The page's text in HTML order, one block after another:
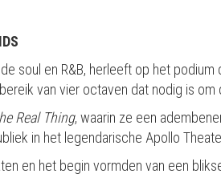
soul en R&B, herleeft op het podium
van vier octaven dat nodig is om
Real Thing, waarin ze een
in het legendarische Apollo
en het begin vormden van een